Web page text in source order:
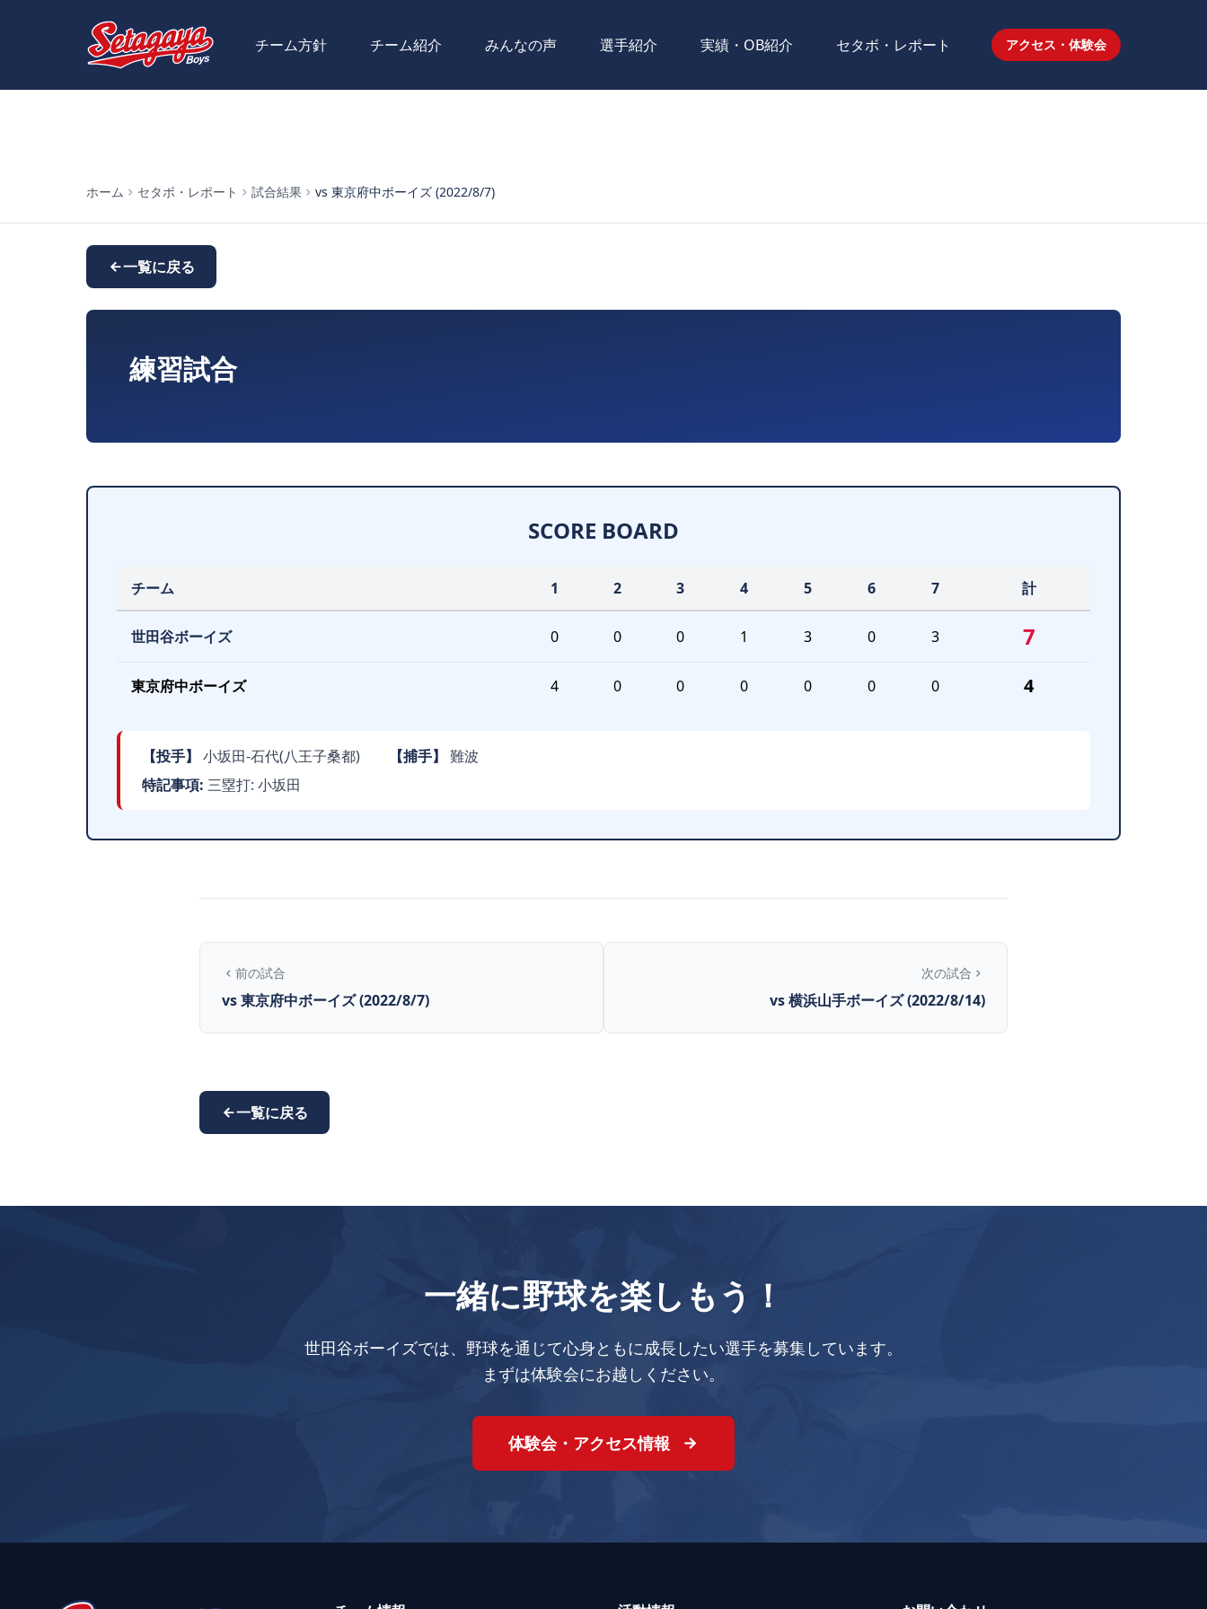
チーム方針 チーム紹介 みんなの声 選手紹介 実績・OB紹介 セタボ・レポート アクセス・体験会
ホーム セタボ・レポート 試合結果 vs 東京府中ボーイズ (2022/8/7)
一覧に戻る
練習試合
SCORE BOARD
チーム 1 2 3 4 5 6 7 計
世田谷ボーイズ 0 0 0 1 3 0 3 7
東京府中ボーイズ 4 0 0 0 0 0 0 4
【投手】 小坂田-石代(八王子桑都) 【捕手】
難波
特記事項: 三塁打: 小坂田
前の試合
vs 東京府中ボーイズ (2022/8/7)
次の試合
vs 横浜山手ボーイズ (2022/8/14)
一覧に戻る
一緒に野球を楽しもう！
世田谷ボーイズでは、野球を通じて心身ともに成長したい選手を募集しています。
まずは体験会にお越しください。
体験会・アクセス情報